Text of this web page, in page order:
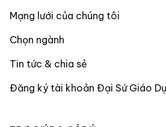
Mạng lưới của chúng tôi
Chọn ngành
Tin tức & chia sẻ
Đăng ký tài khoản Đại Sứ Giáo